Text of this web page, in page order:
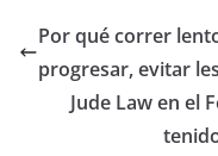
Por qué correr
progresar, evitar
​Jude Law en el